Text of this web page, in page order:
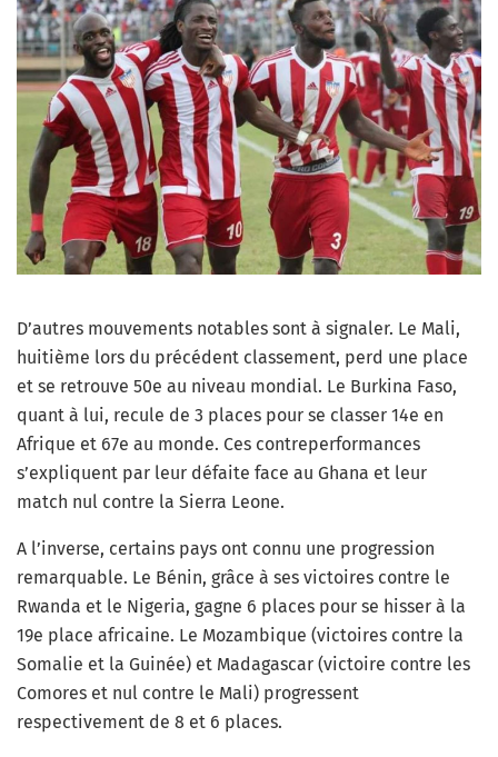
D’autres mouvements notables sont à signaler. Le Mali,
huitième lors du précédent classement, perd une place
et se retrouve 50e au niveau mondial. Le Burkina Faso,
quant à lui, recule de 3 places pour se classer 14e en
Afrique et 67e au monde. Ces contreperformances
s’expliquent par leur défaite face au Ghana et leur
match nul contre la Sierra Leone.
A l’inverse, certains pays ont connu une progression
remarquable. Le Bénin, grâce à ses victoires contre le
Rwanda et le Nigeria, gagne 6 places pour se hisser à la
19e place africaine. Le Mozambique (victoires contre la
Somalie et la Guinée) et Madagascar (victoire contre les
Comores et nul contre le Mali) progressent
respectivement de 8 et 6 places.